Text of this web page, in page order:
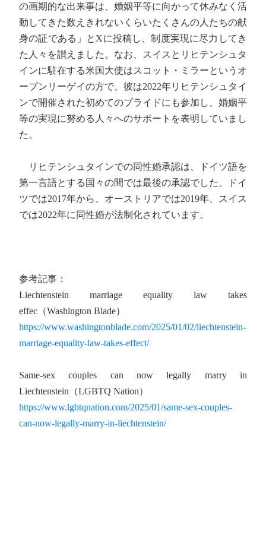
の画期的な出来事は、婚姻平等に向かって休みなく活
動してきた数えきれないくらいたくさんの人たちの献
身の証である」とXに投稿し、制度実現に尽力してき
た人々を讃えました。なお、スイスとリヒテンシュタ
インに駐在する米国大使はスコット・ミラーというオ
ープンリーゲイの方で、彼は2022年リヒテンシュタイ
ンで開催された初めてのプライドにも参加し、婚姻平
等の実現に努める人々へのサポートを表明していまし
た。
リヒテンシュタインでの同性婚承認は、ドイツ語を
第一言語とする国々の間では最後の承認でした。ドイ
ツでは2017年から、オーストリアでは2019年、スイス
では2022年に同性婚が法制化されています。
参考記事：
Liechtenstein marriage equality law takes
effec（Washington Blade）
https://www.washingtonblade.com/2025/01/02/liechtenstein-
marriage-equality-law-takes-effect/
Same-sex couples can now legally marry in
Liechtenstein（LGBTQ Nation）
https://www.lgbtqnation.com/2025/01/same-sex-couples-
can-now-legally-marry-in-liechtenstein/